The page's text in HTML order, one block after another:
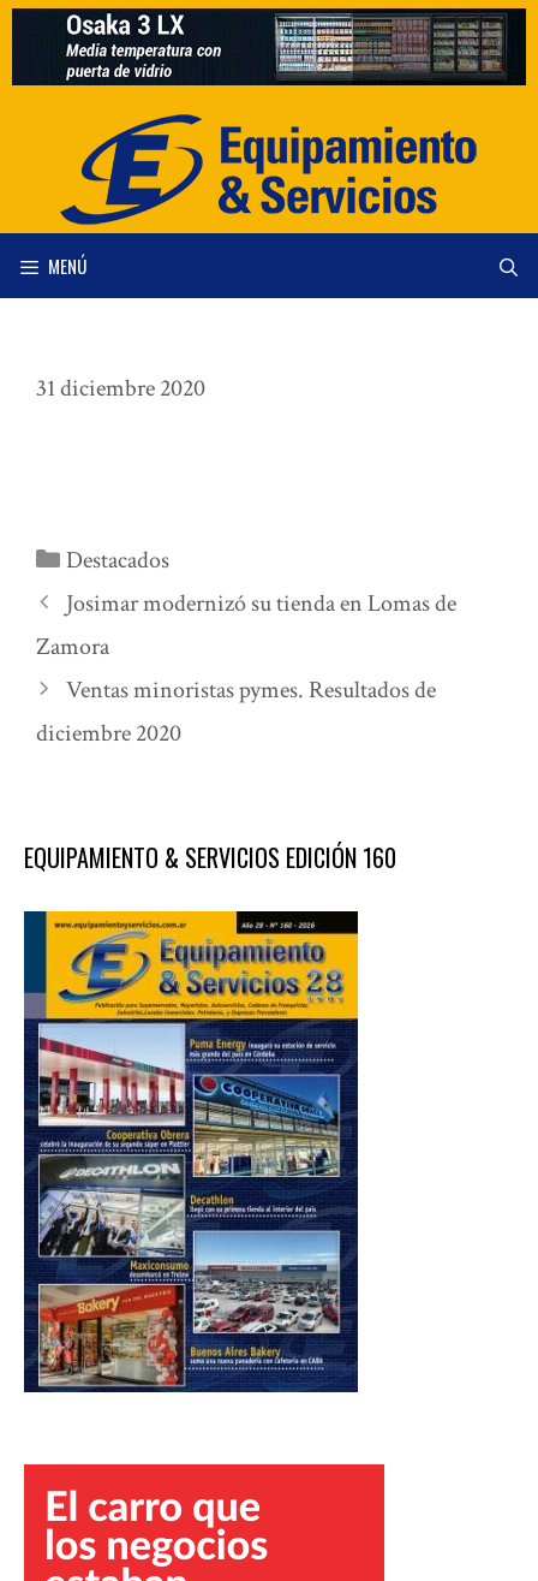
Saltar
contenido
MENÚ
31 diciembre 2020
Categorías
Destacados
Josimar modernizó su tienda en Lomas de
Zamora
Ventas minoristas pymes. Resultados de
diciembre 2020
EQUIPAMIENTO & SERVICIOS EDICIÓN 160